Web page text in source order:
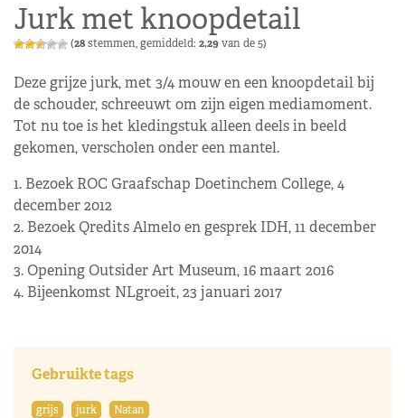
Jurk met knoopdetail
(28stemmen, gemiddeld: 2,29van de 5)
Deze grijze jurk, met 3/4 mouw en een knoopdetail bij
de schouder, schreeuwt om zijn eigen mediamoment.
Tot nu toe is het kledingstuk alleen deels in beeld
gekomen, verscholen onder een mantel.
1. Bezoek ROC Graafschap Doetinchem College, 4
december 2012
2. Bezoek Qredits Almelo en gesprek IDH, 11 december
2014
3. Opening Outsider Art Museum, 16 maart 2016
4. Bijeenkomst NLgroeit, 23 januari 2017
Gebruikte tags
grijs jurk Natan